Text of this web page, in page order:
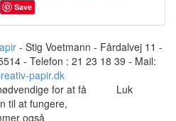
Save
- Stig Voetmann - Fårdalvej 11 -
- Telefon : 21 23 18 39 - Mail:
papir.dk
for at få
til at fungere,
også
Luk